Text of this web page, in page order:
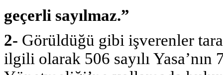
geçerli sayılmaz.”
2- Görüldüğü gibi işverenler
ilgili olarak 506 sayılı